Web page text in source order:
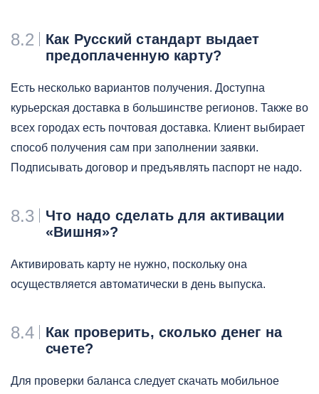
8.2
Как Русский стандарт выдает
предоплаченную карту?
Есть несколько вариантов получения. Доступна
курьерская доставка в большинстве регионов. Также во
всех городах есть почтовая доставка. Клиент выбирает
способ получения сам при заполнении заявки.
Подписывать договор и предъявлять паспорт не надо.
8.3
Что надо сделать для активации
«Вишня»?
Активировать карту не нужно, поскольку она
осуществляется автоматически в день выпуска.
8.4
Как проверить, сколько денег на
счете?
Для проверки баланса следует скачать мобильное